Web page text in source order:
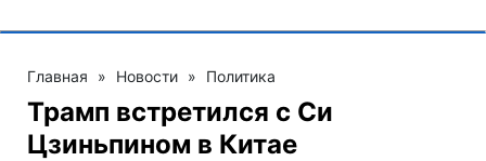
Главная » Новости » Политика
Трамп встретился с Си
Цзиньпином в Китае